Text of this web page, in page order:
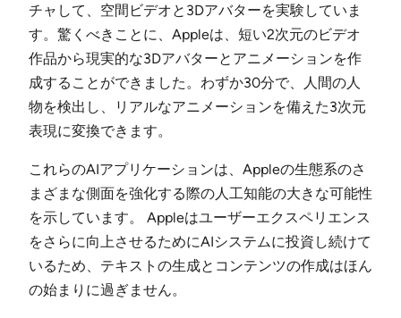
チャして、空間ビデオと3Dアバターを実験していま
す。驚くべきことに、Appleは、短い2次元のビデオ
作品から現実的な3Dアバターとアニメーションを作
成することができました。わずか30分で、人間の人
物を検出し、リアルなアニメーションを備えた3次元
表現に変換できます。
これらのAIアプリケーションは、Appleの生態系のさ
まざまな側面を強化する際の人工知能の大きな可能性
を示しています。 Appleはユーザーエクスペリエンス
をさらに向上させるためにAIシステムに投資し続けて
いるため、テキストの生成とコンテンツの作成はほん
の始まりに過ぎません。